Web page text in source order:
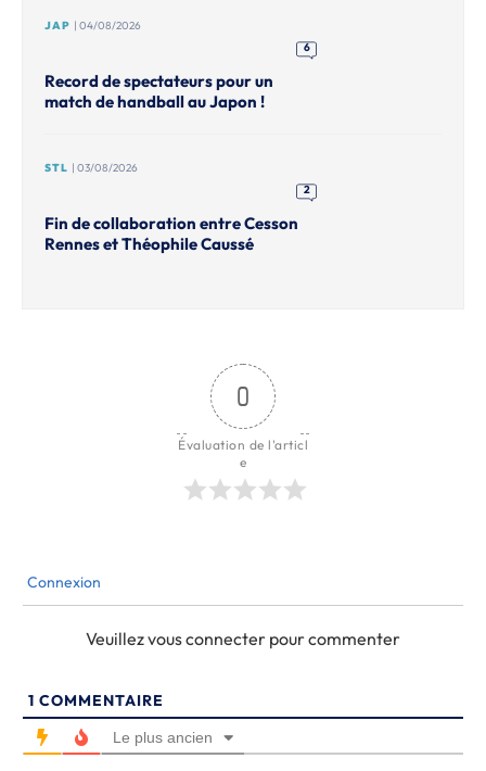
JAP | 04/08/2026
6
Record de spectateurs pour un
match de handball au Japon !
STL | 03/08/2026
2
Fin de collaboration entre Cesson
Rennes et Théophile Caussé
0
Évaluation de l'articl
e
Connexion
Veuillez vous connecter pour commenter
1 COMMENTAIRE
Le plus ancien